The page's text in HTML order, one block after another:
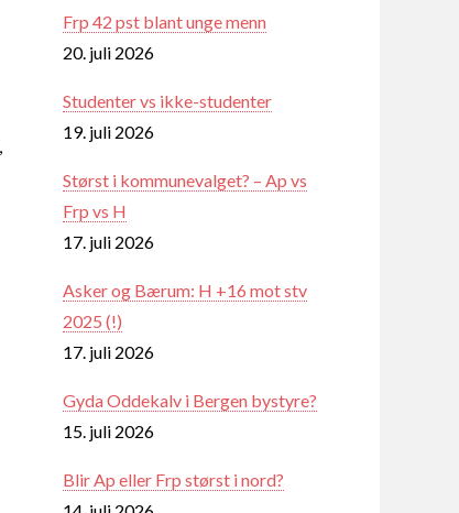
Frp 42 pst blant unge menn
20. juli 2026
Studenter vs ikke-studenter
19. juli 2026
Størst i kommunevalget? – Ap vs
Frp vs H
17. juli 2026
Asker og Bærum: H +16 mot stv
2025 (!)
17. juli 2026
Gyda Oddekalv i Bergen bystyre?
15. juli 2026
Blir Ap eller Frp størst i nord?